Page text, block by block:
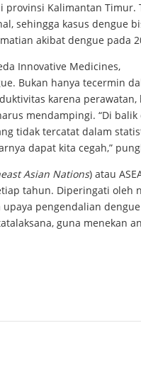
provinsi Kalimantan Timur.
sehingga kasus dengue
akibat dengue pada
Innovative Medicines,
Bukan hanya tecermin
karena perawatan,
mendampingi. “Di balik
tidak tercatat dalam
dapat kita cegah,”
Asian Nations) atau
tahun. Diperingati oleh
upaya pengendalian
guna menekan